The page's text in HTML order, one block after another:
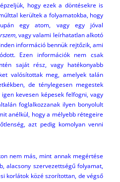
hogy ezek a döntésekre is
kerültek a folyamatokba, hogy
egy atom, vagy egy jóval
, vagy valami leírhatatlan alkotó
információ bennük rejtőzik, ami
Ezen információk nem csak
saját rész, vagy hatékonyabb
valósítottak meg, amelyek talán
de ténylegesen megestek
kevesen képesek felfogni, vagy
foglalkozzanak ilyen bonyolult
anélkül, hogy a mélyebb rétegeire
azt pedig komolyan venni
nem más, mint annak megértése
alacsony szervezettségű folyamat,
korlátok közé szorítottan, de végső